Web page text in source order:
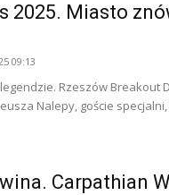
2025. Miasto
09:13
Rzeszów Breakout
Nalepy, goście specjalni,
Carpathian